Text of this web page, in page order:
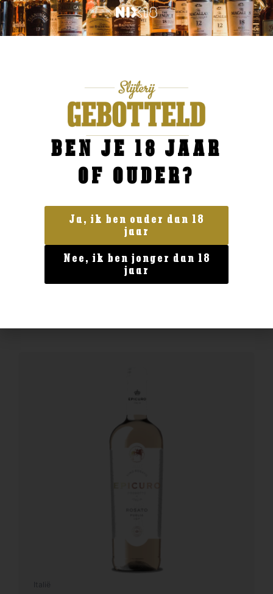
Farina Bardolino Rosso
BEN JE 18 JAAR
OF OUDER?
Ja, ik ben ouder dan 18
jaar
Nee, ik ben jonger dan 18
jaar